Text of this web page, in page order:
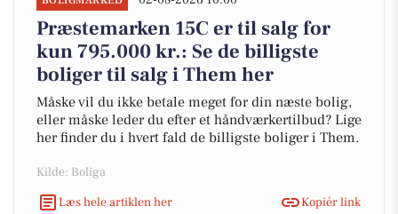
Præstemarken 15C er til salg for
kun 795.000 kr.: Se de billigste
boliger til salg i Them her
Måske vil du ikke betale meget for din næste bolig,
eller måske leder du efter et håndværkertilbud? Lige
her finder du i hvert fald de billigste boliger i Them.
Kilde: Boliga
Læs hele artiklen her
Kopiér link